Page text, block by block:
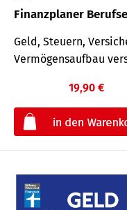
Finanzplaner
Geld, Steuern,
Vermögensaufbau
19,90 €